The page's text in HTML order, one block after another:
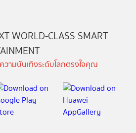
WORLD-CLASS SMART
ามบันเทิงระดับโลกตรงใจคุณ